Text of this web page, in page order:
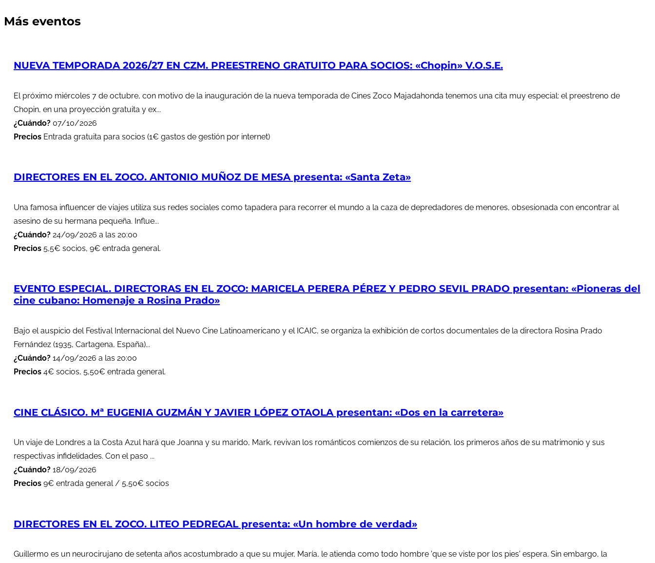
Más eventos
NUEVA TEMPORADA 2026/27 EN CZM. PREESTRENO GRATUITO PARA SOCIOS: «Chopin» V.O.S.E.
El próximo miércoles 7 de octubre, con motivo de la inauguración de la nueva temporada de Cines Zoco Majadahonda tenemos una cita muy especial: el preestreno de
Chopin, en una proyección gratuita y ex...
¿Cuándo? 07/10/2026
Precios Entrada gratuita para socios (1€ gastos de gestión por internet)
DIRECTORES EN EL ZOCO. ANTONIO MUÑOZ DE MESA presenta: «Santa Zeta»
Una famosa influencer de viajes utiliza sus redes sociales como tapadera para recorrer el mundo a la caza de depredadores de menores, obsesionada con encontrar al
asesino de su hermana pequeña. Influe...
¿Cuándo? 24/09/2026 a las 20:00
Precios 5,5€ socios, 9€ entrada general.
EVENTO ESPECIAL. DIRECTORAS EN EL ZOCO: MARICELA PERERA PÉREZ Y PEDRO SEVIL PRADO presentan: «Pioneras del
cine cubano: Homenaje a Rosina Prado»
Bajo el auspicio del Festival Internacional del Nuevo Cine Latinoamericano y el ICAIC, se organiza la exhibición de cortos documentales de la directora Rosina Prado
Fernández (1935, Cartagena, España)...
¿Cuándo? 14/09/2026 a las 20:00
Precios 4€ socios, 5,50€ entrada general.
CINE CLÁSICO. Mª EUGENIA GUZMÁN Y JAVIER LÓPEZ OTAOLA presentan: «Dos en la carretera»
Un viaje de Londres a la Costa Azul hará que Joanna y su marido, Mark, revivan los románticos comienzos de su relación, los primeros años de su matrimonio y sus
respectivas infidelidades. Con el paso ...
¿Cuándo? 18/09/2026
Precios 9€ entrada general / 5,50€ socios
DIRECTORES EN EL ZOCO. LITEO PEDREGAL presenta: «Un hombre de verdad»
Guillermo es un neurocirujano de setenta años acostumbrado a que su mujer, María, le atienda como todo hombre 'que se viste por los pies' espera. Sin embargo, la